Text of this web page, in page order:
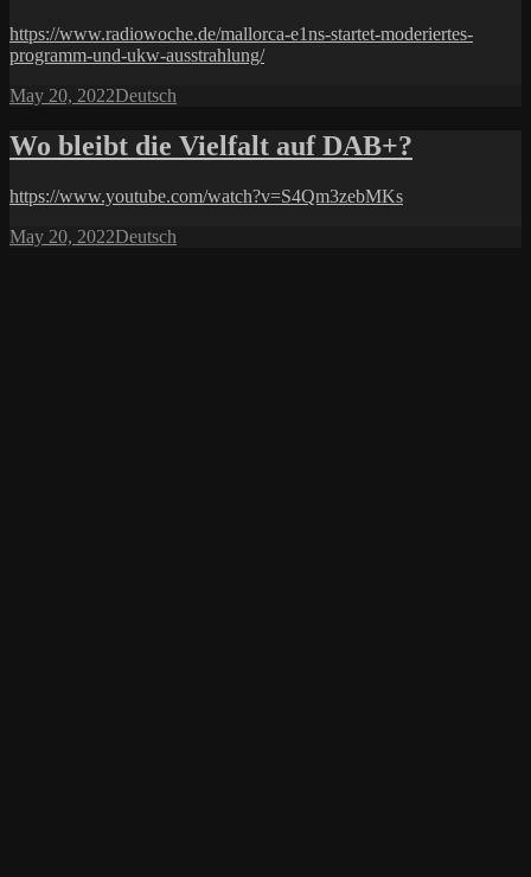
https://www.radiowoche.de/mallorca-e1ns-startet-moderiertes-
programm-und-ukw-ausstrahlung/
Posted
May 20, 2022Categories
Deutsch
Wo bleibt die Vielfalt auf DAB+?
https://www.youtube.com/watch?v=S4Qm3zebMKs
Posted
May 20, 2022Categories
Deutsch